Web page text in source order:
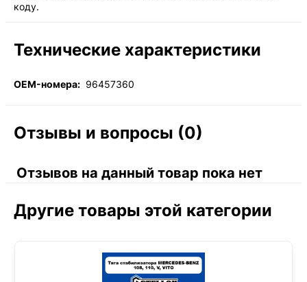
коду.
Технические характеристики
OEM-номера: 96457360
Отзывы и вопросы (0)
Отзывов на данный товар пока нет
Другие товары этой категории